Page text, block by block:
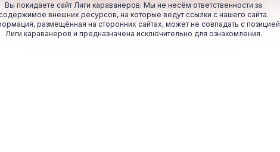
Вы покидаете сайт Лиги караванеров. Мы не несём ответственности за
внешних ресурсов, на которые ведут ссылки с нашего сайта.
размещённая на сторонних сайтах, может не совпадать с позицией
Лиги караванеров и предназначена исключительно для ознакомления.